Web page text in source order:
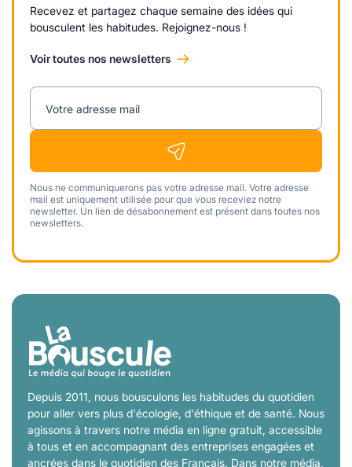
Recevez et partagez chaque semaine des idées qui
bousculent les habitudes. Rejoignez-nous !
Voir toutes nos newsletters
Votre adresse mail
Nous ne communiquerons pas votre adresse mail. Votre adresse
mail est uniquement utilisée pour que vous receviez notre
newsletter. Un lien de désabonnement est présent dans toutes nos
newsletters.
Depuis 2011, nous bousculons les habitudes du quotidien
pour aller vers plus d'écologie, d'éthique et de santé. Nous
agissons à travers notre média en ligne gratuit, accessible
à tous et en accompagnant des entreprises engagées et
ancrées dans le quotidien des Français. Dans notre média,